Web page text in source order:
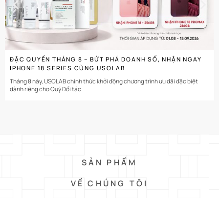
ĐẶC QUYỀN THÁNG 8 – BỨT PHÁ DOANH SỐ, NHẬN NGAY
IPHONE 18 SERIES CÙNG USOLAB
Tháng 8 này, USOLAB chính thức khởi động chương trình ưu đãi đặc biệt
dành riêng cho Quý Đối tác
SẢN PHẨM
VỀ CHÚNG TÔI